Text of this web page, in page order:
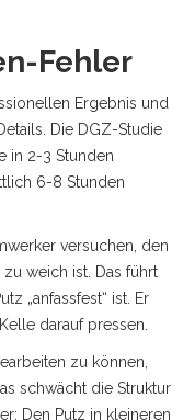
Fehler
Ergebnis und
Die DGZ-Studie
in 2-3 Stunden
6-8 Stunden
versuchen, den
weich ist. Das führt
„anfassfest“ ist. Er
darauf pressen.
zu können,
schwächt die Struktur
Den Putz in kleineren